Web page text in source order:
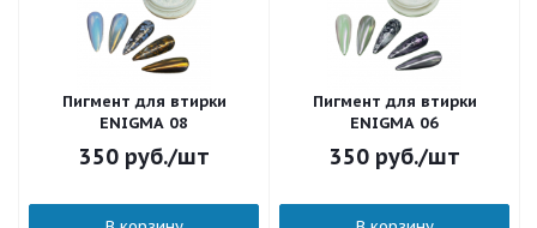
Пигмент для втирки
ENIGMA 08
350руб./шт
Пигмент для втирки
ENIGMA 06
350руб./шт